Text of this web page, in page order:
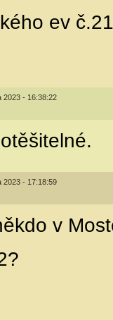
ev
2023 - 16:38:22
2023 - 17:18:59
v